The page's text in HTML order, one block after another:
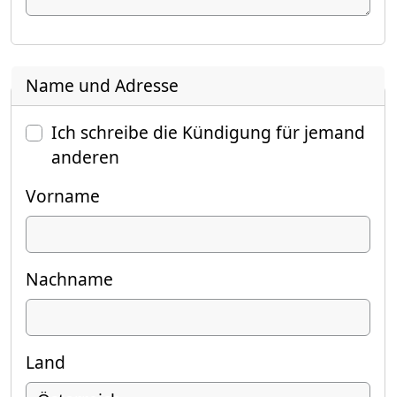
Name und Adresse
Ich schreibe die Kündigung für jemand
anderen
Vorname
Nachname
Land